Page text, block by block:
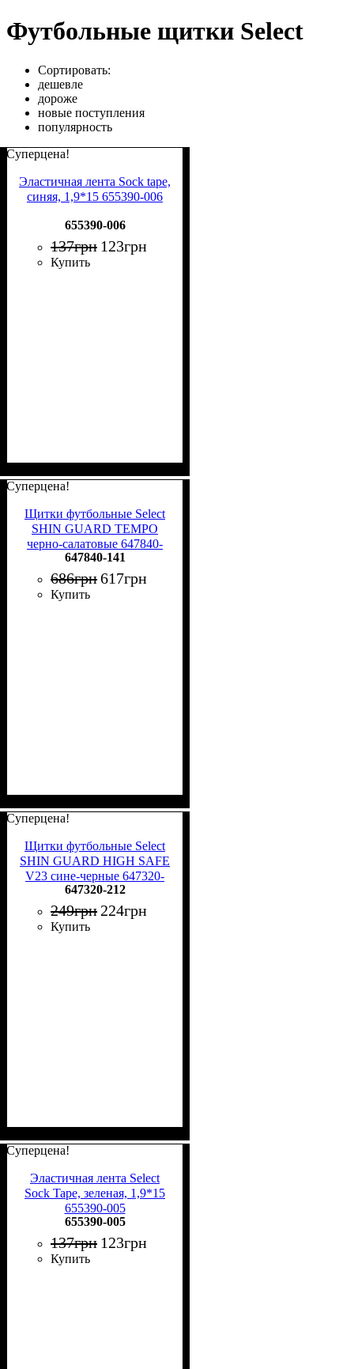
Футбольные щитки Select
Сортировать:
дешевле
дороже
новые поступления
популярность
Суперцена!
Эластичная лента Sock tape,
синяя, 1,9*15 655390-006
655390-006
137грн 123грн
Купить
Суперцена!
Щитки футбольные Select
SHIN GUARD TEMPO
черно-салатовые 647840-
141
647840-141
686грн617грн
Купить
Суперцена!
Щитки футбольные Select
SHIN GUARD HIGH SAFE
V23 сине-черные 647320-
212
647320-212
249грн 224грн
Купить
Суперцена!
Эластичная лента Select
Sock Tape, зеленая, 1,9*15
655390-005
655390-005
137грн 123грн
Купить